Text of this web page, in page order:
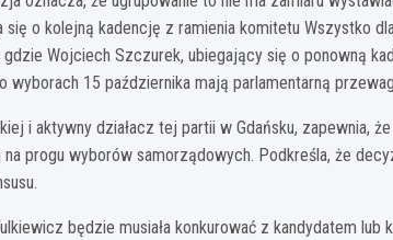
o kolejną kadencję z ramienia komitetu Wszystko
Wojciech Szczurek, ubiegający się o ponowną
15 października mają parlamentarną
i aktywny działacz tej partii w Gdańsku, zapewnia,
progu wyborów samorządowych. Podkreśla, że
będzie musiała konkurować z kandydatem lub